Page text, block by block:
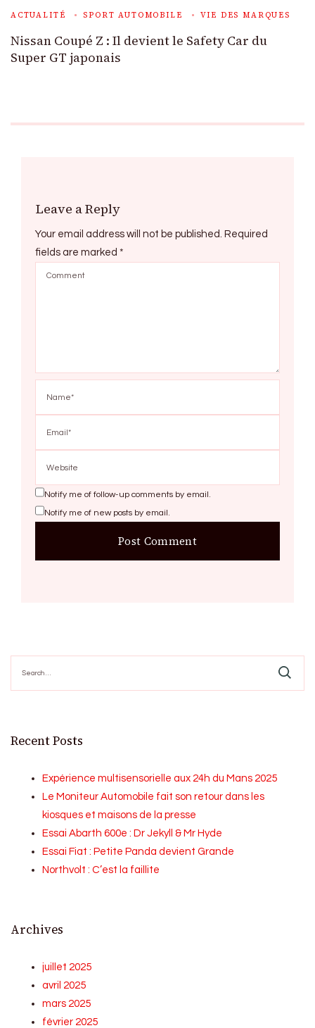
ACTUALITÉ SPORT AUTOMOBILE VIE DES MARQUES
Nissan Coupé Z : Il devient le Safety Car du
Super GT japonais
Leave a Reply
Your email address will not be published.
Required
fields are marked *
Notify me of follow-up comments by email.
Notify me of new posts by email.
for:
Recent Posts
Expérience multisensorielle aux 24h du Mans 2025
Le Moniteur Automobile fait son retour dans les
kiosques et maisons de la presse
Essai Abarth 600e : Dr Jekyll & Mr Hyde
Essai Fiat : Petite Panda devient Grande
Northvolt : C’est la faillite
Archives
juillet 2025
avril 2025
mars 2025
février 2025